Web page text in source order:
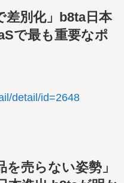
別化」b8ta日本
で最も重要なポ
detail/id=2648
売らない姿勢」